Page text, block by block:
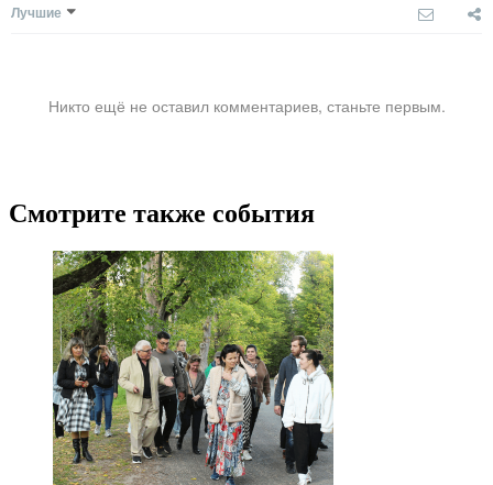
Лучшие
Никто ещё не оставил комментариев, станьте первым.
Смотрите также события